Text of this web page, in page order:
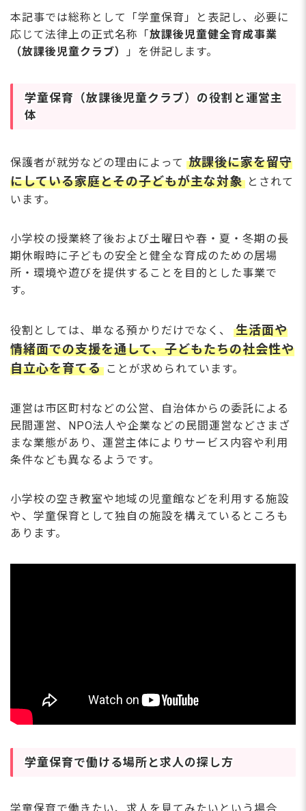
本記事では総称として「学童保育」と表記し、必要に
応じて法律上の正式名称「 放課後児童健全育成事業
（放課後児童クラブ）
」を併記します。
学童保育（放課後児童クラブ）の役割と運営主
体
保護者が就労などの理由によって 放課後に家を留守
にしている家庭とその子どもが主な対象 とされて
います。
小学校の授業終了後および土曜日や春・夏・冬期の長
期休暇時に子どもの安全と健全な育成のための居場
所・環境や遊びを提供することを目的とした事業で
す。
役割としては、単なる預かりだけでなく、
生活面や
情緒面での支援を通して、子どもたちの社会性や
自立心を育てる ことが求められています。
運営は市区町村などの公営、自治体からの委託による
民間運営、NPO法人や企業などの民間運営などさまざ
まな業態があり、運営主体によりサービス内容や利用
条件なども異なるようです。
小学校の空き教室や地域の児童館などを利用する施設
や、学童保育として独自の施設を構えているところも
あります。
学童保育で働ける場所と求人の探し方